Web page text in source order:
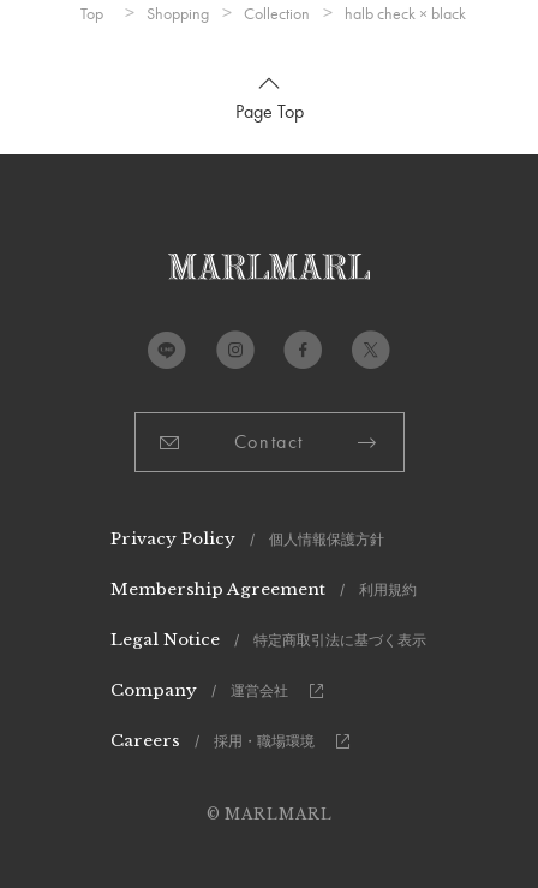
Top Shopping Collection halb check × black
Page Top
Contact
Privacy Policy / 個人情報保護方針
Membership Agreement / 利用規約
Legal Notice / 特定商取引法に基づく表示
Company / 運営会社
Careers / 採用・職場環境
© MARLMARL